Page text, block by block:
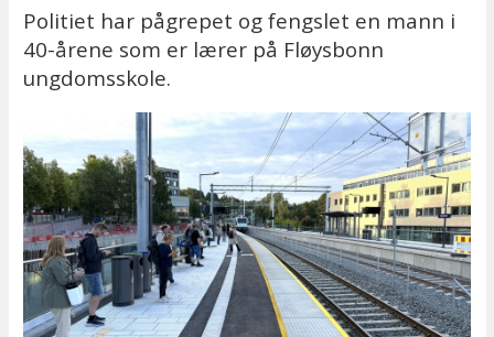
Politiet har pågrepet og fengslet en mann i
40-årene som er lærer på Fløysbonn
ungdomsskole.